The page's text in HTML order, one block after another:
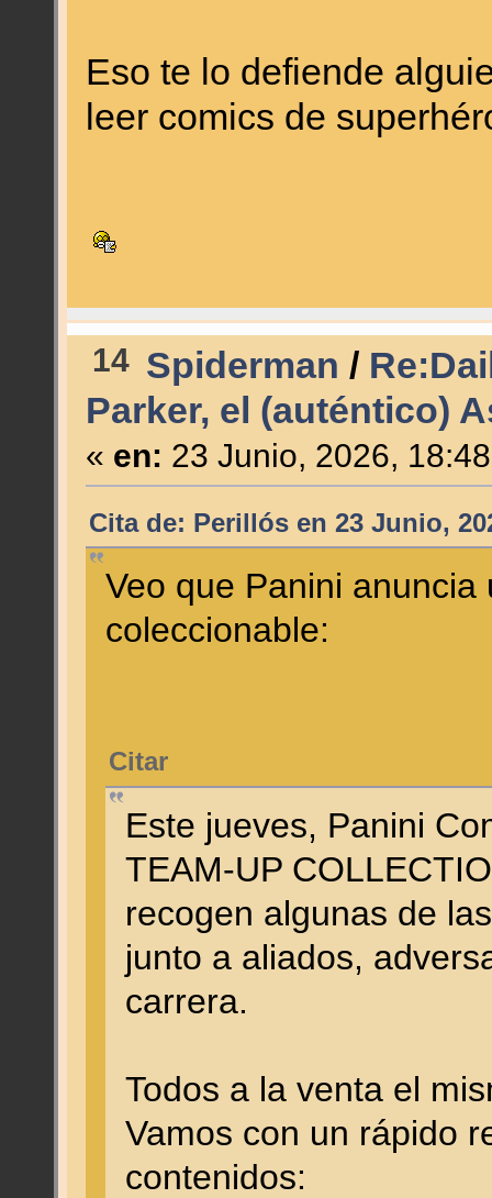
Eso te lo defiende
leer comics de
14 Spiderman /
Parker, el (auténtico)
« en: 23 Junio, 2026,
Cita de: Perillós en 23 Junio,
Veo que Panini anuncia
coleccionable:
Citar
Este jueves, Panini
TEAM-UP
recogen algunas de
junto a aliados,
carrera.
Todos a la venta el
Vamos con un rápido
contenidos: